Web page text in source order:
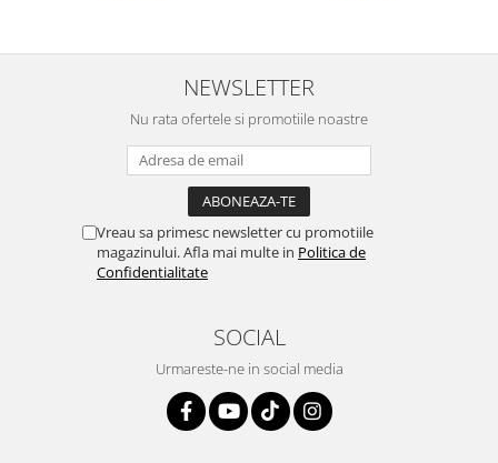
Accesorii animale de companie
Castroane si adapatori animale
Igiena animale de companie
Mobila si transport animale de
Desktop PC & Monitoare
Imprimante, Scanere &
NEWSLETTER
Nu rata ofertele si promotiile noastre
Vreau sa primesc newsletter cu promotiile
magazinului. Afla mai multe in Politica de
Confidentialitate
SOCIAL
Urmareste-ne in social media